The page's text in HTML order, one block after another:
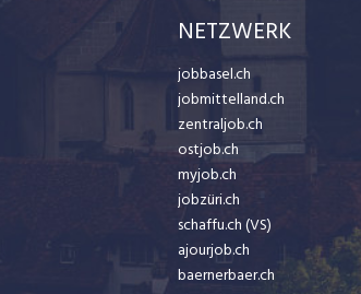
NETZWERK
jobbasel.ch
jobmittelland.ch
zentraljob.ch
ostjob.ch
myjob.ch
jobzüri.ch
schaffu.ch (VS)
ajourjob.ch
baernerbaer.ch